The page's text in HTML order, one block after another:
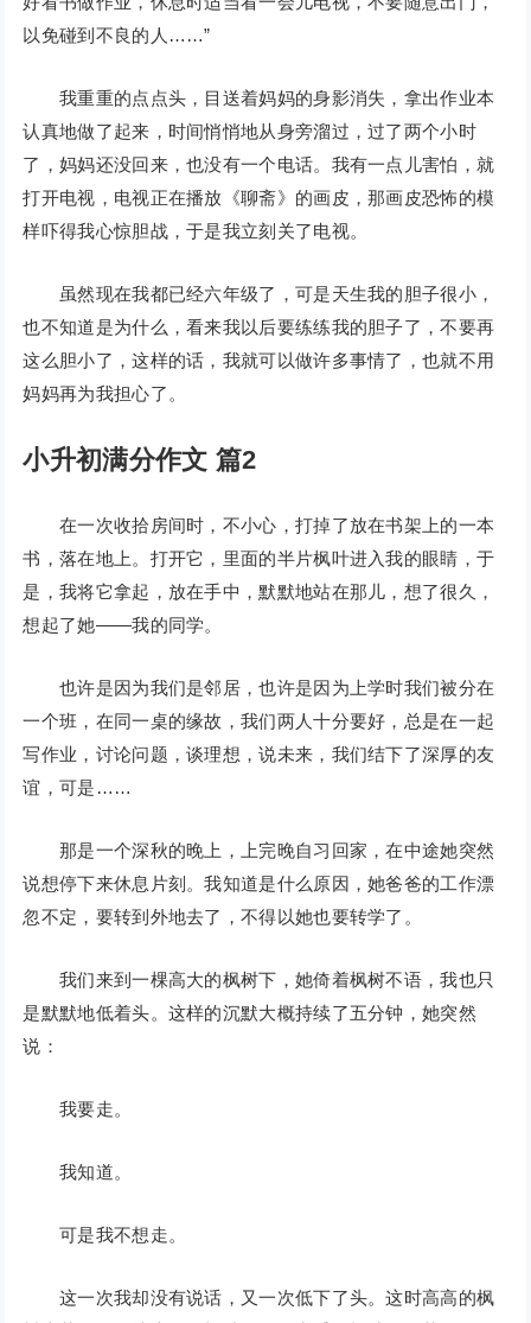
以免碰到不良的人……”
我重重的点点头，目送着妈妈的身影消失，拿出作业本
认真地做了起来，时间悄悄地从身旁溜过，过了两个小时
了，妈妈还没回来，也没有一个电话。我有一点儿害怕，就
打开电视，电视正在播放《聊斋》的画皮，那画皮恐怖的模
样吓得我心惊胆战，于是我立刻关了电视。
虽然现在我都已经六年级了，可是天生我的胆子很小，
也不知道是为什么，看来我以后要练练我的胆子了，不要再
这么胆小了，这样的话，我就可以做许多事情了，也就不用
妈妈再为我担心了。
小升初满分作文 篇2
在一次收拾房间时，不小心，打掉了放在书架上的一本
书，落在地上。打开它，里面的半片枫叶进入我的眼睛，于
是，我将它拿起，放在手中，默默地站在那儿，想了很久，
想起了她——我的同学。
也许是因为我们是邻居，也许是因为上学时我们被分在
一个班，在同一桌的缘故，我们两人十分要好，总是在一起
写作业，讨论问题，谈理想，说未来，我们结下了深厚的友
谊，可是……
那是一个深秋的晚上，上完晚自习回家，在中途她突然
说想停下来休息片刻。我知道是什么原因，她爸爸的工作漂
忽不定，要转到外地去了，不得以她也要转学了。
我们来到一棵高大的枫树下，她倚着枫树不语，我也只
是默默地低着头。这样的沉默大概持续了五分钟，她突然
说：
我要走。
我知道。
可是我不想走。
这一次我却没有说话，又一次低下了头。这时高高的枫